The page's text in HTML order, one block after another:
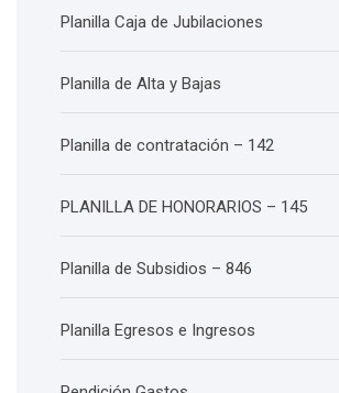
Planilla Caja de Jubilaciones
Planilla de Alta y Bajas
Planilla de contratación – 142
PLANILLA DE HONORARIOS – 145
Planilla de Subsidios – 846
Planilla Egresos e Ingresos